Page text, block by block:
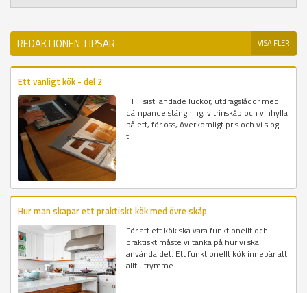
REDAKTIONEN TIPSAR VISA FLER
Ett vanligt kök - del 2
Till sist landade luckor, utdragslådor med
dämpande stängning, vitrinskåp och vinhylla
på ett, för oss, överkomligt pris och vi slog
till...
Hur man skapar ett praktiskt kök med övre skåp
För att ett kök ska vara funktionellt och
praktiskt måste vi tänka på hur vi ska
använda det. Ett funktionellt kök innebär att
allt utrymme...